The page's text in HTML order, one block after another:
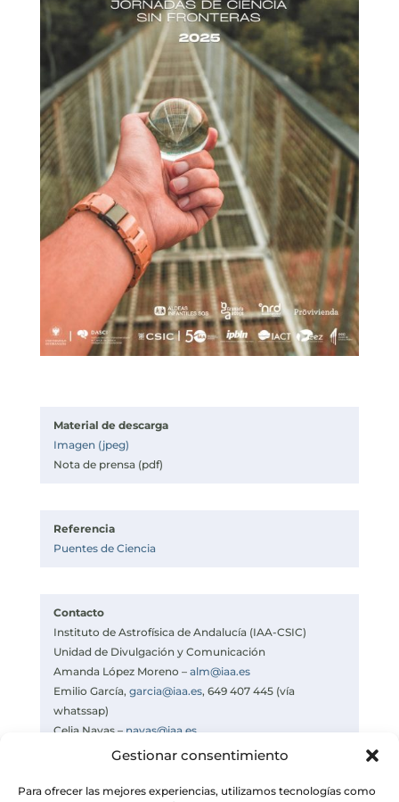
Gestionar consentimiento
Para ofrecer las mejores experiencias, utilizamos tecnologías como
Material de descarga
Imagen (jpeg)
Nota de prensa (pdf)
Referencia
Puentes de Ciencia
Contacto
Instituto de Astrofísica de Andalucía (IAA-CSIC)
Unidad de Divulgación y Comunicación
Amanda López Moreno – alm@iaa.es
Emilio García, garcia@iaa.es, 649 407 445 (vía
whatssap)
Celia Navas –navas@iaa.es
https://www.iaa.csic.es